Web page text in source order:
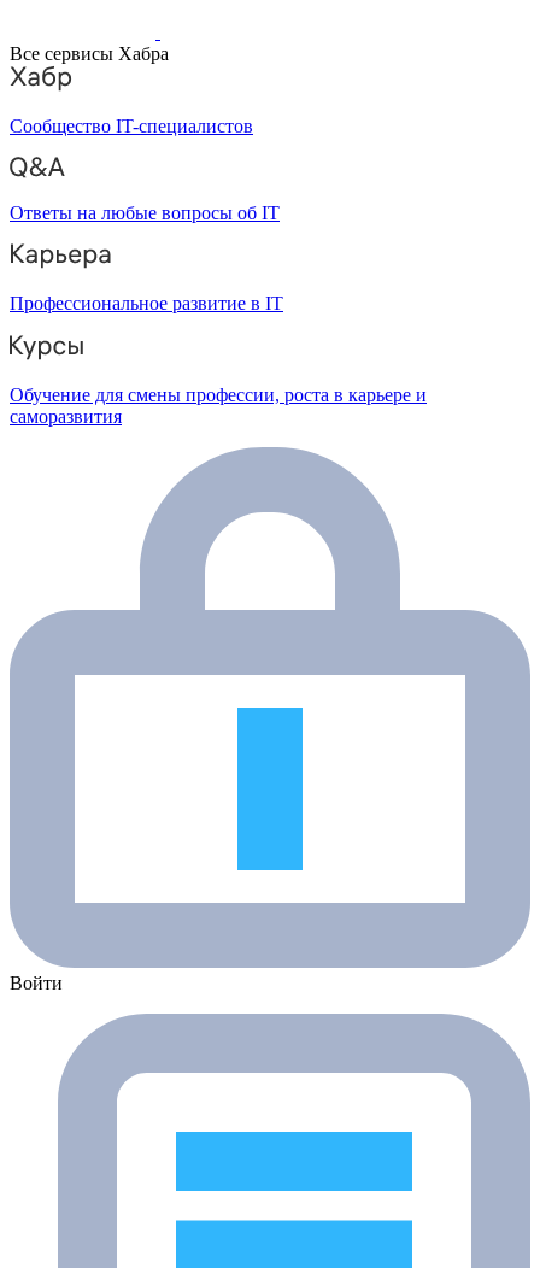
Все сервисы Хабра
Сообщество IT-специалистов
Ответы на любые вопросы об IT
Профессиональное развитие в IT
Обучение для смены профессии, роста в карьере и
саморазвития
Войти